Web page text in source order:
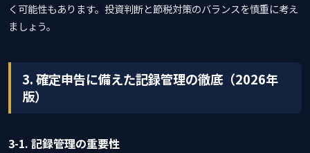
く可能性もあります。投資判断と節税対策のバランスを慎重に考え
ましょう。
3. 確定申告に備えた記録管理の徹底（2026年
版）
3-1. 記録管理の重要性